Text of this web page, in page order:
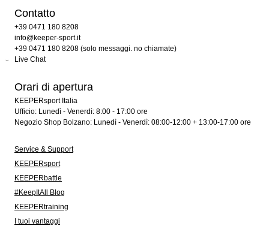
Contatto
+39 0471 180 8208
info@keeper-sport.it
+39 0471 180 8208 (solo messaggi. no chiamate)
Live Chat
Orari di apertura
KEEPERsport Italia
Ufficio: Lunedì - Venerdì: 8:00 - 17:00 ore
Negozio Shop Bolzano: Lunedì - Venerdì: 08:00-12:00 + 13:00-17:00 ore
Service & Support
KEEPERsport
KEEPERbattle
#KeepItAll Blog
KEEPERtraining
I tuoi vantaggi